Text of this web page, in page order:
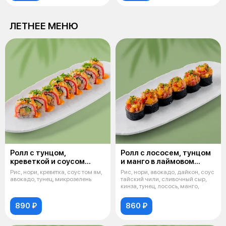
ЛЕТНЕЕ МЕНЮ
Ролл с тунцом,
креветкой и соусом
том ям
Рис, нори, креветка, соус том ям,
авокадо, тунец, микрозелень
890 ₽
Ролл с лососем, тунцом
и манго в лаймовом
соусе
Рис, нори, авокадо, дайкон, соус
тайский чили, сливочный сыр,
кинза, тунец, лосось, манго,
860 ₽